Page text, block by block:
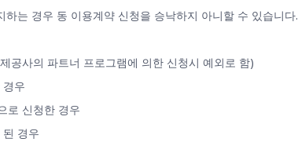
는 경우 동 이용계약 신청을 승낙하지 아니할 수 있습니다.
공사의 파트너 프로그램에 의한 신청시 예외로 함)
우
로 신청한 경우
경우